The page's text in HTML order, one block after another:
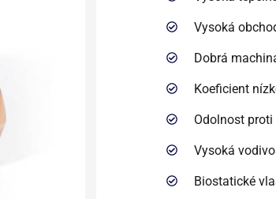
Vysoká
Dobrá
Koeficient
Odolnost proti
Vysoká
Biostatické